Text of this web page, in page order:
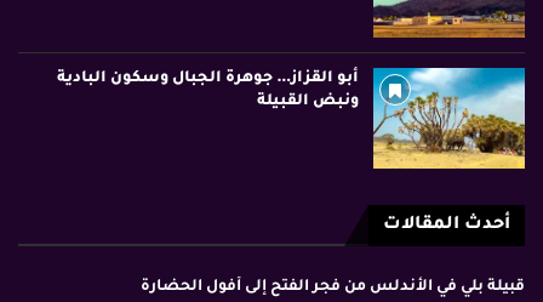
أبو القزاز… جوهرة الجبال وسكون البادية
ونبض القبيلة
أحدث المقالات
قبيلة بلي في الأندلس من فجر الفتح إلى أفول الحضارة